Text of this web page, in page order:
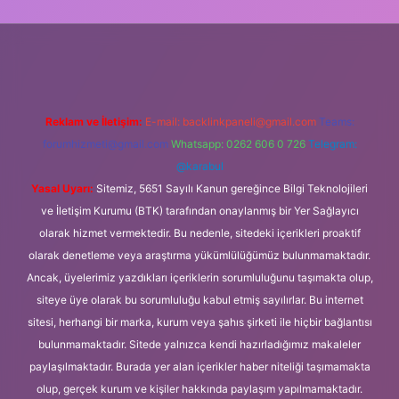
Reklam ve İletişim: E-mail: backlinkpaneli@gmail.com Teams:
forumhizmeti@gmail.com Whatsapp: 0262 606 0 726 Telegram:
@karabul
Yasal Uyarı: Sitemiz, 5651 Sayılı Kanun gereğince Bilgi Teknolojileri
ve İletişim Kurumu (BTK) tarafından onaylanmış bir Yer Sağlayıcı
olarak hizmet vermektedir. Bu nedenle, sitedeki içerikleri proaktif
olarak denetleme veya araştırma yükümlülüğümüz bulunmamaktadır.
Ancak, üyelerimiz yazdıkları içeriklerin sorumluluğunu taşımakta olup,
siteye üye olarak bu sorumluluğu kabul etmiş sayılırlar. Bu internet
sitesi, herhangi bir marka, kurum veya şahıs şirketi ile hiçbir bağlantısı
bulunmamaktadır. Sitede yalnızca kendi hazırladığımız makaleler
paylaşılmaktadır. Burada yer alan içerikler haber niteliği taşımamakta
olup, gerçek kurum ve kişiler hakkında paylaşım yapılmamaktadır.